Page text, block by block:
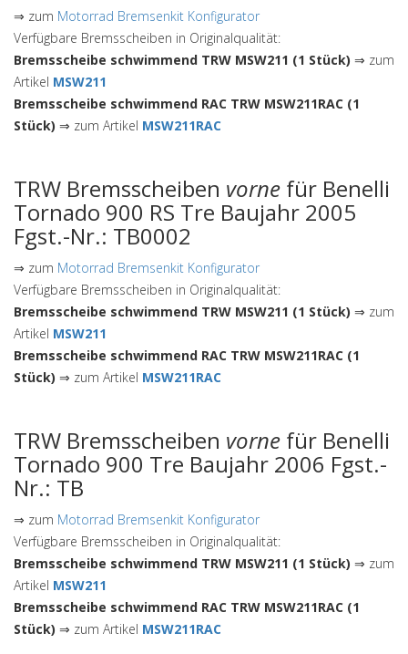
⇒ zum Motorrad Bremsenkit Konfigurator
Verfügbare Bremsscheiben in Originalqualität:
Bremsscheibe schwimmend TRW MSW211 (1 Stück) ⇒ zum
Artikel MSW211
Bremsscheibe schwimmend RAC TRW MSW211RAC (1
Stück) ⇒ zum Artikel MSW211RAC
TRW Bremsscheiben vorne für Benelli
Tornado 900 RS Tre Baujahr 2005
Fgst.-Nr.: TB0002
⇒ zum Motorrad Bremsenkit Konfigurator
Verfügbare Bremsscheiben in Originalqualität:
Bremsscheibe schwimmend TRW MSW211 (1 Stück) ⇒ zum
Artikel MSW211
Bremsscheibe schwimmend RAC TRW MSW211RAC (1
Stück) ⇒ zum Artikel MSW211RAC
TRW Bremsscheiben vorne für Benelli
Tornado 900 Tre Baujahr 2006 Fgst.-
Nr.: TB
⇒ zum Motorrad Bremsenkit Konfigurator
Verfügbare Bremsscheiben in Originalqualität:
Bremsscheibe schwimmend TRW MSW211 (1 Stück) ⇒ zum
Artikel MSW211
Bremsscheibe schwimmend RAC TRW MSW211RAC (1
Stück) ⇒ zum Artikel MSW211RAC